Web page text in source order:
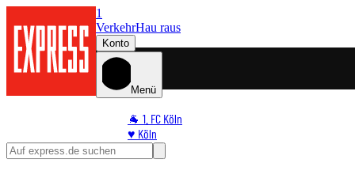
1
VerkehrHau raus
Konto
Menü
🐐 1. FC Köln
♥️ Köln
⭐ Promi